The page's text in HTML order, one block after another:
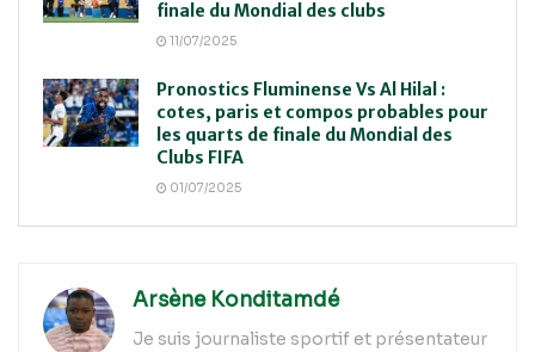
finale du Mondial des clubs
11/07/2025
Pronostics Fluminense Vs Al Hilal :
cotes, paris et compos probables pour
les quarts de finale du Mondial des
Clubs FIFA
01/07/2025
Arsène Konditamdé
Je suis journaliste sportif et présentateur